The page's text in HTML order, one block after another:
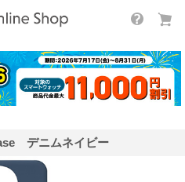
デニムネイビー